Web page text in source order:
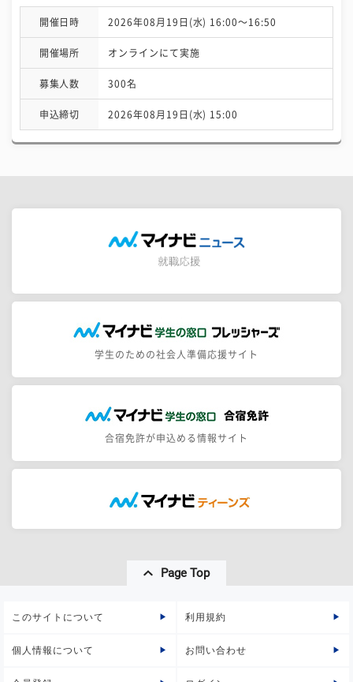
開催日時 2026年08月19日(水) 16:00〜16:50
開催場所 オンラインにて実施
募集人数 300名
申込締切 2026年08月19日(水) 15:00
学生のための社会人準備応援サイト
合宿免許が申込める情報サイト
Page Top
このサイトについて 利用規約
個人情報について お問い合わせ